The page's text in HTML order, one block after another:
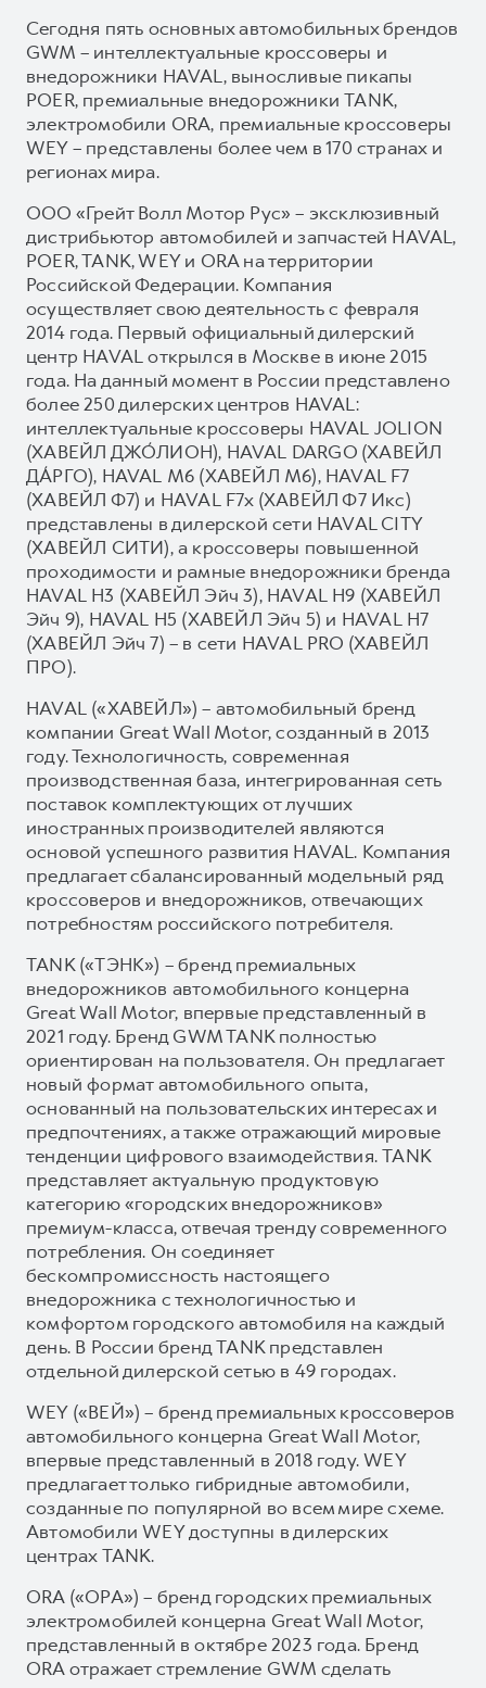
Сегодня пять основных автомобильных брендов
GWM – интеллектуальные кроссоверы и
внедорожники HAVAL, выносливые пикапы
POER, премиальные внедорожники TANK,
электромобили ORA, премиальные кроссоверы
WEY – представлены более чем в 170 странах и
регионах мира.
ООО «Грейт Волл Мотор Рус» – эксклюзивный
дистрибьютор автомобилей и запчастей HAVAL,
POER, TANK, WEY и ORA на территории
Российской Федерации. Компания
осуществляет свою деятельность с февраля
2014 года. Первый официальный дилерский
центр HAVAL открылся в Москве в июне 2015
года. На данный момент в России представлено
более 250 дилерских центров HAVAL:
интеллектуальные кроссоверы HAVAL JOLION
(ХАВЕЙЛ ДЖО́ЛИОН), HAVAL DARGO (ХАВЕЙЛ
ДА́РГО), HAVAL М6 (ХАВЕЙЛ M6), HAVAL F7
(ХАВЕЙЛ Ф7) и HAVAL F7x (ХАВЕЙЛ Ф7 Икс)
представлены в дилерской сети HAVAL CITY
(ХАВЕЙЛ СИТИ), а кроссоверы повышенной
проходимости и рамные внедорожники бренда
HAVAL H3 (ХАВЕЙЛ Эйч 3), HAVAL H9 (ХАВЕЙЛ
Эйч 9), HAVAL H5 (ХАВЕЙЛ Эйч 5) и HAVAL H7
(ХАВЕЙЛ Эйч 7) – в сети HAVAL PRO (ХАВЕЙЛ
ПРО).
HAVAL («ХАВЕЙЛ») – автомобильный бренд
компании Great Wall Motor, созданный в 2013
году. Технологичность, современная
производственная база, интегрированная сеть
поставок комплектующих от лучших
иностранных производителей являются
основой успешного развития HAVAL. Компания
предлагает сбалансированный модельный ряд
кроссоверов и внедорожников, отвечающих
потребностям российского потребителя.
TANK («ТЭНК») – бренд премиальных
внедорожников автомобильного концерна
Great Wall Motor, впервые представленный в
2021 году. Бренд GWM TANK полностью
ориентирован на пользователя. Он предлагает
новый формат автомобильного опыта,
основанный на пользовательских интересах и
предпочтениях, а также отражающий мировые
тенденции цифрового взаимодействия. TANK
представляет актуальную продуктовую
категорию «городских внедорожников»
премиум-класса, отвечая тренду современного
потребления. Он соединяет
бескомпромиссность настоящего
внедорожника с технологичностью и
комфортом городского автомобиля на каждый
день. В России бренд TANK представлен
отдельной дилерской сетью в 49 городах.
WEY («ВЕЙ») – бренд премиальных кроссоверов
автомобильного концерна Great Wall Motor,
впервые представленный в 2018 году. WEY
предлагает только гибридные автомобили,
созданные по популярной во всем мире схеме.
Автомобили WEY доступны в дилерских
центрах TANK.
ORA («ОРА») – бренд городских премиальных
электромобилей концерна Great Wall Motor,
представленный в октябре 2023 года. Бренд
ORA отражает стремление GWM сделать